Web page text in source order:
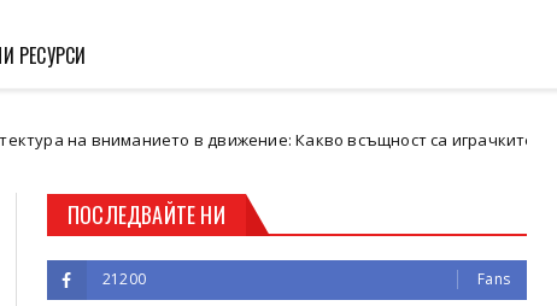
РЕСУРСИ
вниманието в движение: Какво всъщност са играчките за количка
ПОСЛЕДВАЙТЕ НИ
21200 Fans